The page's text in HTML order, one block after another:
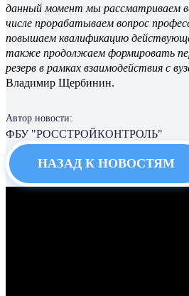
данный момент мы рассматриваем
числе прорабатываем вопрос
повышаем квалификацию
также продолжаем формировать
резерв в рамках взаимодействия с
Владимир Щербинин.
ФБУ "РОССТРОЙКОНТРОЛЬ"
НАЗАД К НОВОСТЯМ